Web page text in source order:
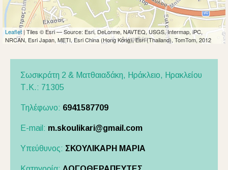
Leaflet| Tiles © Esri — Source: Esri, DeLorme, NAVTEQ, USGS, Intermap, iPC,
NRCAN, Esri Japan, METI, Esri China (Hong Kong), Esri (Thailand), TomTom, 2012
Σωσικράτη 2 & Ματθαιαδάκη, Ηράκλειο, Ηρακλείου
Τ.Κ.: 71305
Τηλέφωνο: 6941587709
E-mail: m.skoulikari@gmail.com
Υπεύθυνος: ΣΚΟΥΛΙΚΑΡΗ ΜΑΡΙΑ